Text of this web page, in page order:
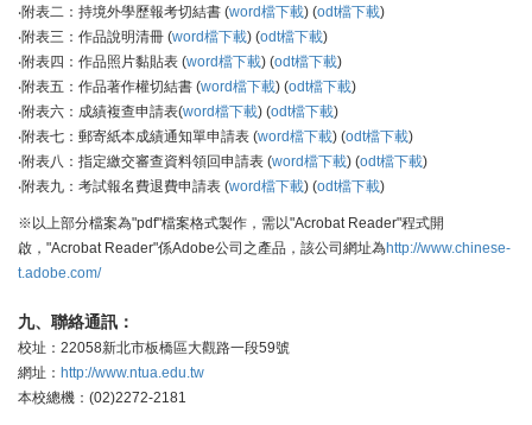
‧附表二：持境外學歷報考切結書 (word檔下載) (odt檔下載)
‧附表三：作品說明清冊 (word檔下載) (odt檔下載)
‧附表四：作品照片黏貼表 (word檔下載) (odt檔下載)
‧附表五：作品著作權切結書 (word檔下載) (odt檔下載)
‧附表六：成績複查申請表(word檔下載) (odt檔下載)
‧附表七：郵寄紙本成績通知單申請表 (word檔下載) (odt檔下載)
‧附表八：指定繳交審查資料領回申請表 (word檔下載) (odt檔下載)
‧附表九：考試報名費退費申請表 (word檔下載) (odt檔下載)
※以上部分檔案為"pdf"檔案格式製作，需以"Acrobat Reader"程式開
啟，"Acrobat Reader"係Adobe公司之產品，該公司網址為http://www.chinese-
t.adobe.com/
九、聯絡通訊：
校址：22058新北市板橋區大觀路一段59號
網址： http://www.ntua.edu.tw
本校總機：(02)2272-2181